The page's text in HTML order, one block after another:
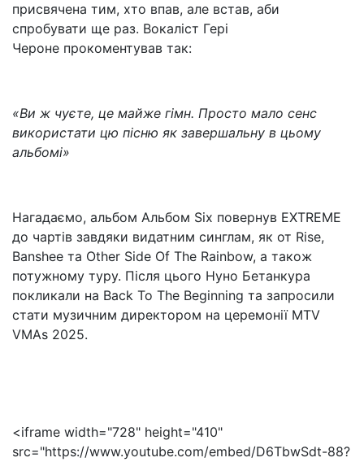
присвячена тим, хто впав, але встав, аби
спробувати ще раз. Вокаліст Гері
Чероне прокоментував так:
«Ви ж чуєте, це майже гімн. Просто мало сенс
використати цю пісню як завершальну в цьому
альбомі»
Нагадаємо, альбом Альбом Six повернув EXTREME
до чартів завдяки видатним синглам, як от Rise,
Banshee та Other Side Of The Rainbow, а також
потужному туру. Після цього Нуно Бетанкура
покликали на Back To The Beginning та запросили
стати музичним директором на церемонії MTV
VMAs 2025.
<iframe width="728" height="410"
src="https://www.youtube.com/embed/D6TbwSdt-88?